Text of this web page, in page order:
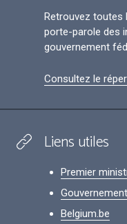
Retrouvez toutes
porte-parole des
gouvernement
Consultez le
Liens utiles
Premier
Belgium.be